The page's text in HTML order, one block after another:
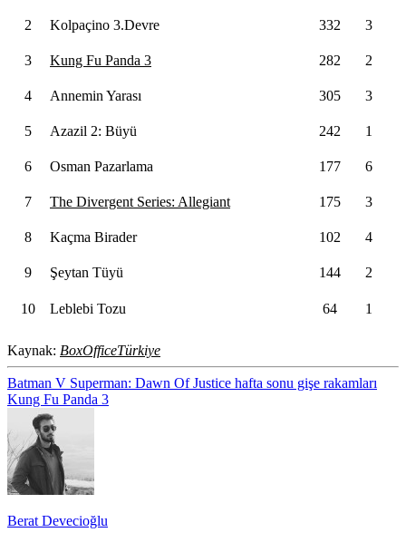
2 Kolpaçino 3.Devre 332 3
3 Kung Fu Panda 3 282 2
4 Annemin Yarası 305 3
5 Azazil 2: Büyü 242 1
6 Osman Pazarlama 177 6
7 The Divergent Series: Allegiant 175 3
8 Kaçma Birader 102 4
9 Şeytan Tüyü 144 2
10 Leblebi Tozu 64 1
Kaynak: BoxOfficeTürkiye
Batman V Superman: Dawn Of Justice hafta sonu gişe rakamları
Kung Fu Panda 3
Berat Devecioğlu